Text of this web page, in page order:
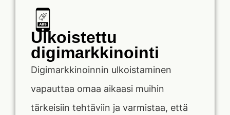
Ulkoistettu
digimarkkinointi
Digimarkkinoinnin ulkoistaminen
vapauttaa omaa aikaasi muihin
tärkeisiin tehtäviin ja varmistaa, että